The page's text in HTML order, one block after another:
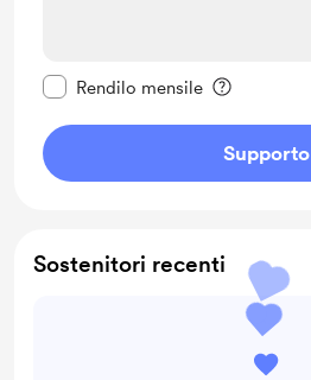
Rendilo mensile
Supporto
Sostenitori recenti